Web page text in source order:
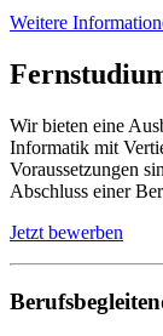
Weitere
Wir bieten eine
Informatik mit
Voraussetzungen
Abschluss einer
Jetzt bewerben